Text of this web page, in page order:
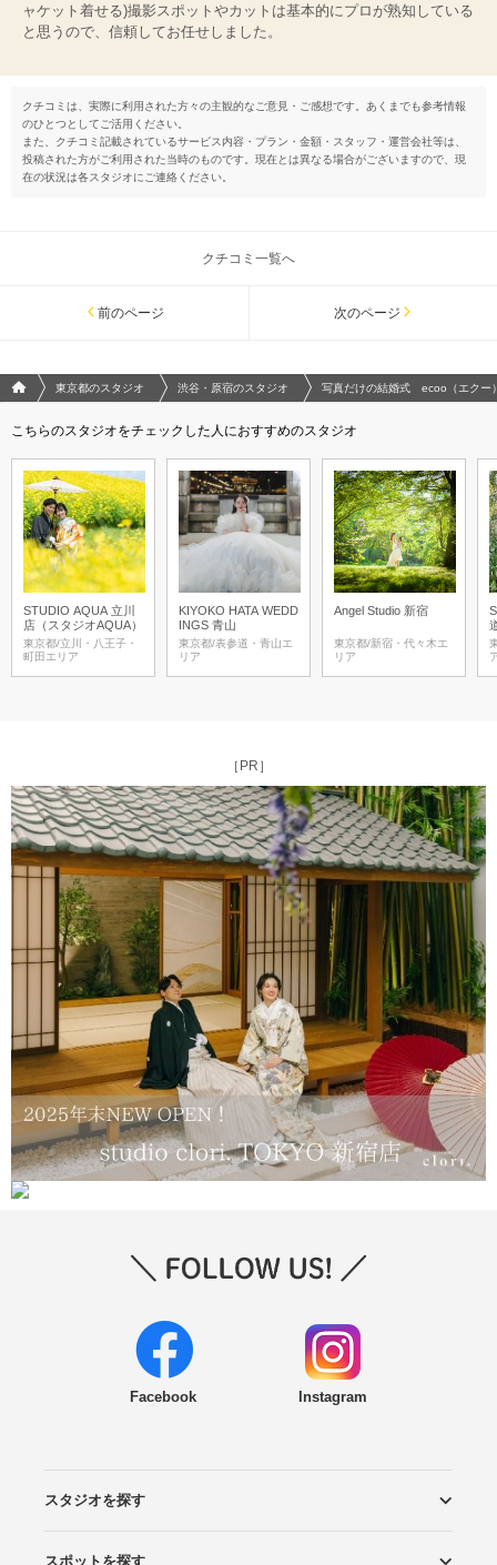
ャケット着せる)撮影スポットやカットは基本的にプロが熟知している
と思うので、信頼してお任せしました。
クチコミは、実際に利用された方々の主観的なご意見・ご感想です。あくまでも参考情報
のひとつとしてご活用ください。
また、クチコミ記載されているサービス内容・プラン・金額・スタッフ・運営会社等は、
投稿された方がご利用された当時のものです。現在とは異なる場合がございますので、現
在の状況は各スタジオにご連絡ください。
クチコミ一覧へ
前のページ 次のページ
フォトウエディング/結婚写真のPhotorait ホーム
東京都のスタジオ 渋谷・原宿のスタジオ 写真だけの結婚式 ecoo（エクー
こちらのスタジオをチェックした人におすすめのスタジオ
STUDIO AQUA 立川
店（スタジオAQUA）
東京都/立川・八王子・
町田エリア
KIYOKO HATA WEDD
INGS 青山
東京都/表参道・青山エ
リア
Angel Studio 新宿
東京都/新宿・代々木エ
リア
［PR］
Facebook Instagram
スタジオを探す
エリアから探す
こだわりから探す
NEW PHOTO STYLE
プランから探す
フォトタイプ診断
フォトグラファーから探す
国内リゾートから探す
スポットを探す